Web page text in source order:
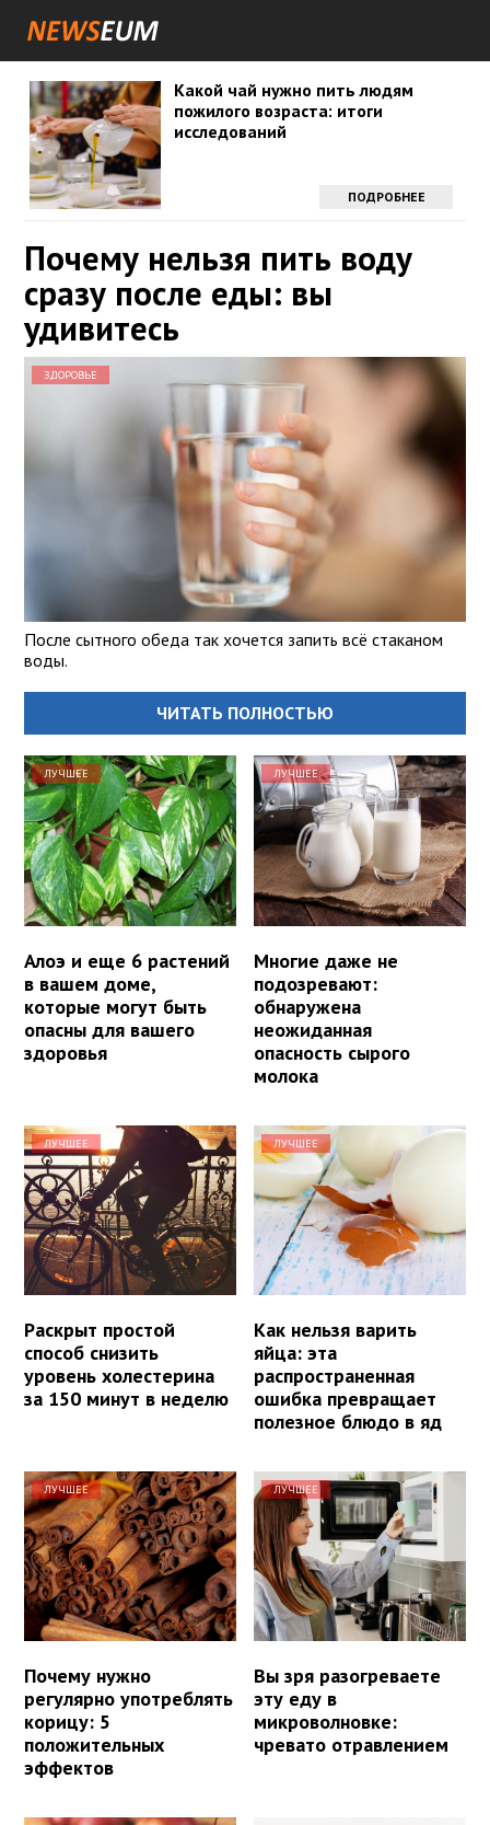
Какой чай нужно пить людям
пожилого возраста: итоги
исследований
ПОДРОБНЕЕ
Почему нельзя пить воду
сразу после еды: вы
удивитесь
ЗДОРОВЬЕ
После сытного обеда так хочется запить всё стаканом
воды.
ЧИТАТЬ ПОЛНОСТЬЮ
ЛУЧШЕЕ
Алоэ и еще 6 растений
в вашем доме,
которые могут быть
опасны для вашего
здоровья
ЛУЧШЕЕ
Многие даже не
подозревают:
обнаружена
неожиданная
опасность сырого
молока
ЛУЧШЕЕ
Раскрыт простой
способ снизить
уровень холестерина
за 150 минут в неделю
ЛУЧШЕЕ
Как нельзя варить
яйца: эта
распространенная
ошибка превращает
полезное блюдо в яд
ЛУЧШЕЕ
Почему нужно
регулярно употреблять
корицу: 5
положительных
эффектов
ЛУЧШЕЕ
Вы зря разогреваете
эту еду в
микроволновке:
чревато отравлением